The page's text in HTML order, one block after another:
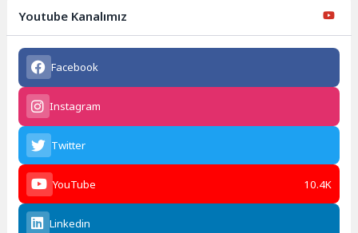
Youtube Kanalımız
Facebook
Instagram
Twitter
YouTube 10.4K
Linkedin